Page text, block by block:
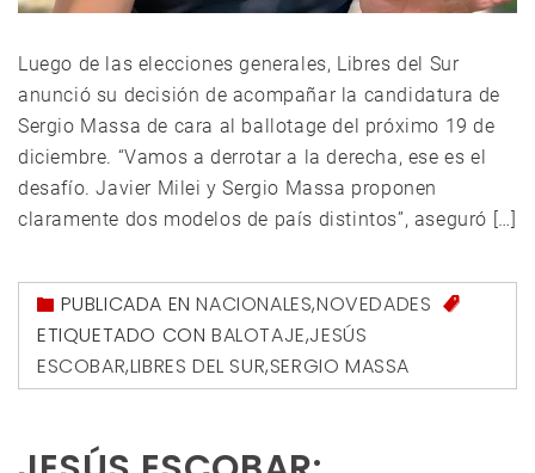
Luego de las elecciones generales, Libres del Sur
anunció su decisión de acompañar la candidatura de
Sergio Massa de cara al ballotage del próximo 19 de
diciembre. “Vamos a derrotar a la derecha, ese es el
desafío. Javier Milei y Sergio Massa proponen
claramente dos modelos de país distintos”, aseguró […]
PUBLICADA ENNACIONALES,NOVEDADES
ETIQUETADO CON BALOTAJE,JESÚS
ESCOBAR,LIBRES DEL SUR,SERGIO MASSA